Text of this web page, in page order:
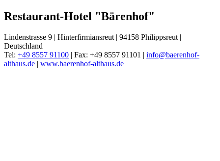
Restaurant-Hotel "Bärenhof"
Lindenstrasse 9 | Hinterfirmiansreut | 94158 Philippsreut |
Deutschland
Tel: +49 8557 91100 | Fax: +49 8557 91101 | info@baerenhof-
althaus.de | www.baerenhof-althaus.de